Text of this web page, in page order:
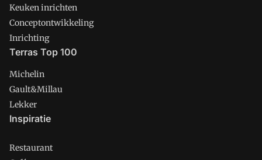
Keuken inrichten
Conceptontwikkeling
Inrichting
Terras Top 100
Michelin
Gault&Millau
Lekker
Inspiratie
Restaurant